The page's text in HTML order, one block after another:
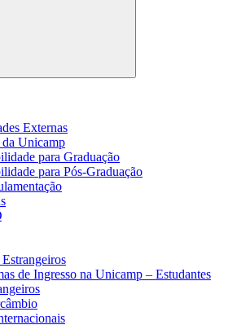
Buscar
Externas
da Unicamp
para Graduação
para Pós-Graduação
de Ingresso na Unicamp – Estudantes